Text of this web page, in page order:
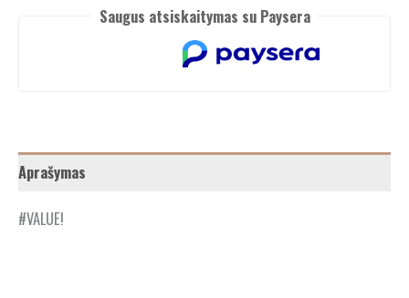
Saugus atsiskaitymas su Paysera
Aprašymas
#VALUE!